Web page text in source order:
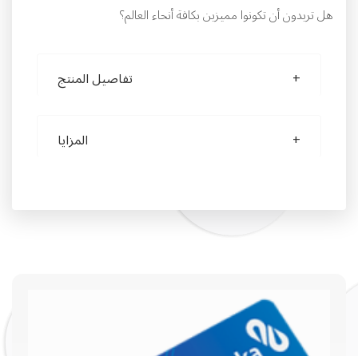
هل تريدون أن تكونوا مميزين بكافة أنحاء العالم؟
تفاصيل المنتج
المزايا